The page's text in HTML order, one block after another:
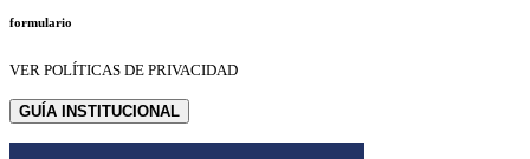
formulario
VER POLÍTICAS DE PRIVACIDAD
GUÍA INSTITUCIONAL